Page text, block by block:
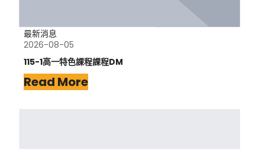
最新消息
2026-08-05
115-1高一特色課程課程DM
Read More